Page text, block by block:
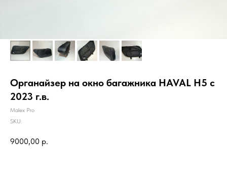
Органайзер на окно багажника HAVAL H5 с
2023 г.в.
Malex Pro
SKU:
9000,00 р.